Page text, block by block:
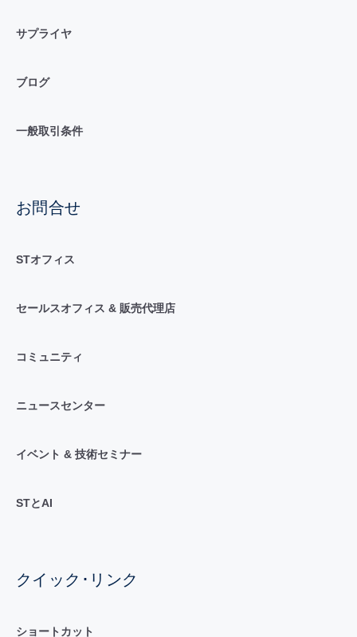
サプライヤ
ブログ
一般取引条件
お問合せ
STオフィス
セールスオフィス & 販売代理店
コミュニティ
ニュースセンター
イベント & 技術セミナー
STとAI
クイック･リンク
ショートカット